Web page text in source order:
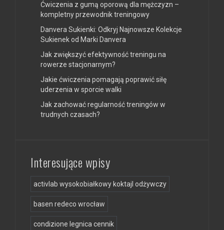
Ćwiczenia z gumą oporową dla mężczyzn –
kompletny przewodnik treningowy
Danvera Sukienki: Odkryj Najnowsze Kolekcje
Sukienek od Marki Danvera
Jak zwiększyć efektywność treningu na
rowerze stacjonarnym?
Jakie ćwiczenia pomagają poprawić siłę
uderzenia w sporcie walki
Jak zachować regularność treningów w
trudnych czasach?
Interesujące wpisy
activlab wysokobiałkowy koktajl odżywczy
basen redeco wrocław
condizione legnica cennik